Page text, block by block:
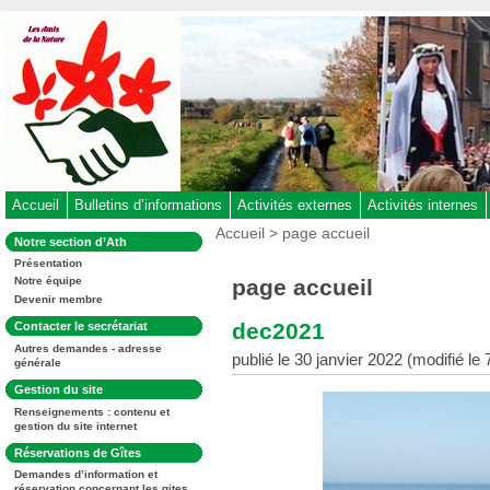
au
contenu
-
Aller
au
menu
-
à
la
recherche
Accueil Bulletins d’informations Activités externes Activités internes
Dans
la
rubrique
:
Notre section d’Ath
Présentation
Notre équipe
Devenir membre
Dans
la
rubrique
:
Contacter le secrétariat
Autres demandes - adresse
générale
Dans
la
rubrique
:
Gestion du site
Renseignements : contenu et
gestion du site internet
Dans
la
rubrique
Réservations de Gîtes
Demandes d’information et
Vous
Accueil > page accueil
page accueil
dec2021
publié le 30 janvier 2022 (modifié le